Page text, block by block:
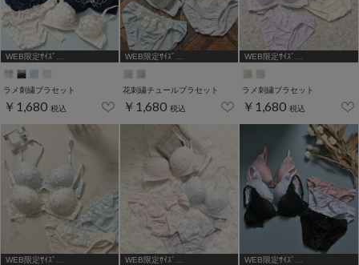
WEB限定ｻｲｽﾞ
ラメ刺繍ブラセット
￥1,680 税込
WEB限定ｻｲｽﾞ
花刺繍チュールブラセット
￥1,680 税込
WEB限定ｻｲｽﾞ
ラメ刺繍ブラセット
￥1,680 税込
WEB限定ｻｲｽﾞ
WEB限定ｻｲｽﾞ
WEB限定ｻｲｽﾞ